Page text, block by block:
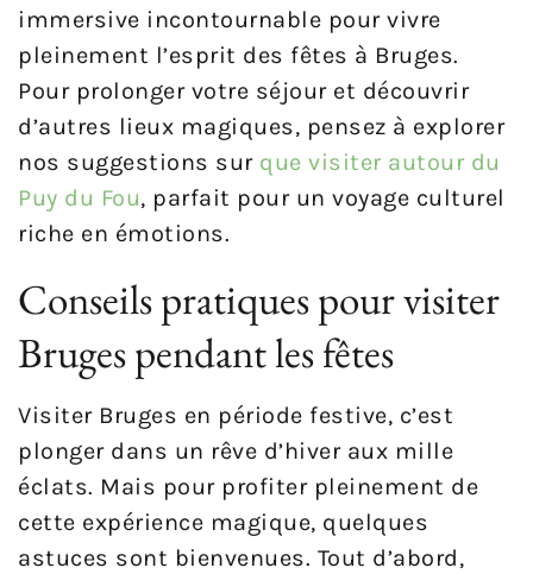
immersive incontournable pour vivre
pleinement l’esprit des fêtes à Bruges.
Pour prolonger votre séjour et découvrir
d’autres lieux magiques, pensez à explorer
nos suggestions sur que visiter autour du
Puy du Fou, parfait pour un voyage culturel
riche en émotions.
Conseils pratiques pour visiter
Bruges pendant les fêtes
Visiter Bruges en période festive, c’est
plonger dans un rêve d’hiver aux mille
éclats. Mais pour profiter pleinement de
cette expérience magique, quelques
astuces sont bienvenues. Tout d’abord,